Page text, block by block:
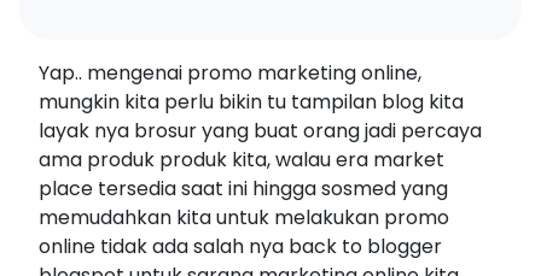
Yap.. mengenai promo marketing online,
mungkin kita perlu bikin tu tampilan blog kita
layak nya brosur yang buat orang jadi percaya
ama produk produk kita, walau era market
place tersedia saat ini hingga sosmed yang
memudahkan kita untuk melakukan promo
online tidak ada salah nya back to blogger